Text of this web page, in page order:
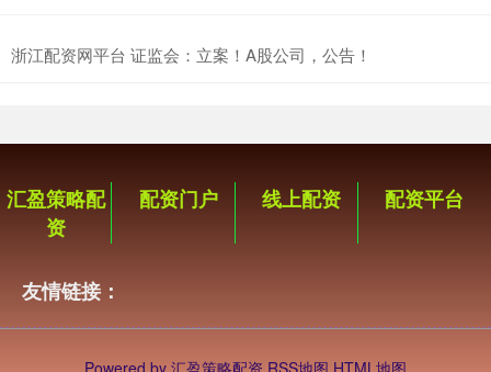
浙江配资网平台 证监会：立案！A股公司，公告！
汇盈策略配
资
配资门户 线上配资 配资平台
友情链接：